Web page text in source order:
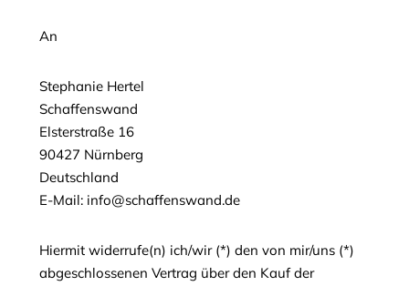
An
Stephanie Hertel
Schaffenswand
Elsterstraße 16
90427 Nürnberg
Deutschland
E-Mail: info@schaffenswand.de
Hiermit widerrufe(n) ich/wir (*) den von mir/uns (*)
abgeschlossenen Vertrag über den Kauf der